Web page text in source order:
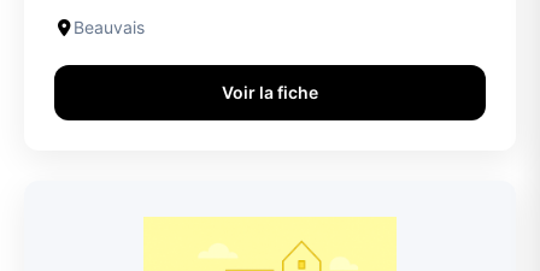
Beauvais
Voir la fiche